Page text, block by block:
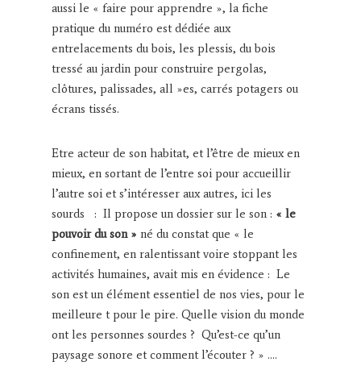
aussi le « faire pour apprendre », la fiche
pratique du numéro est dédiée aux
entrelacements du bois, les plessis, du bois
tressé au jardin pour construire pergolas,
clôtures, palissades, all »es, carrés potagers ou
écrans tissés.
Etre acteur de son habitat, et l’être de mieux en
mieux, en sortant de l’entre soi pour accueillir
l’autre soi et s’intéresser aux autres, ici les
sourds : Il propose un dossier sur le son : « le
pouvoir du son » né du constat que « le
confinement, en ralentissant voire stoppant les
activités humaines, avait mis en évidence : Le
son est un élément essentiel de nos vies, pour le
meilleure t pour le pire. Quelle vision du monde
ont les personnes sourdes ? Qu’est-ce qu’un
paysage sonore et comment l’écouter ? » ….